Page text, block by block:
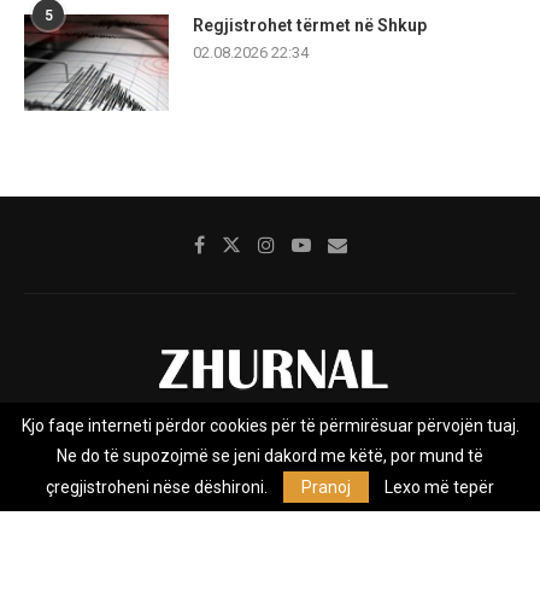
5
Regjistrohet tërmet në Shkup
02.08.2026 22:34
Rreth nesh Impresumi Marketing
Privacy Policy
Zhurnal.mk është Agjenci e Lajmeve e pavarur, e themeluar në vitin
Kjo faqe interneti përdor cookies për të përmirësuar përvojën tuaj.
Ne do të supozojmë se jeni dakord me këtë, por mund të
çregjistroheni nëse dëshironi.
Pranoj Lexo më tepër